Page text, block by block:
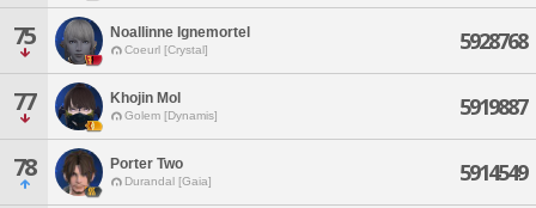
75 Noallinne Ignemortel
Coeurl [Crystal] 5928768
77 Khojin Mol
Golem [Dynamis] 5919887
78 Porter Two
Durandal [Gaia] 5914549